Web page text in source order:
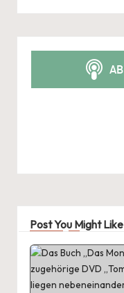
Post You Might Like